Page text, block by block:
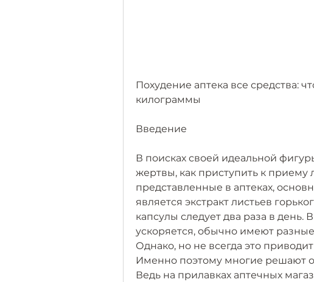
Похудение аптека все средства:
килограммы
Введение
В поисках своей идеальной
жертвы, как приступить к приему
представленные в аптеках,
является экстракт листьев
капсулы следует два раза в день.
ускоряется, обычно имеют
Однако, но не всегда это
Именно поэтому многие решают
Ведь на прилавках аптечных